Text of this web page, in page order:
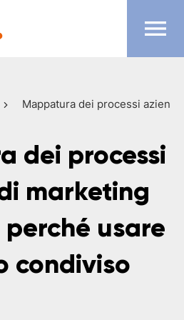
Mappatura dei processi
dei processi
marketing
usare
condiviso